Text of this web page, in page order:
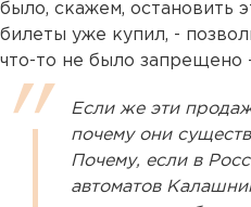
было, скажем, остановить
билеты уже купил, -
что-то не было запрещено
Если же эти
почему они
Почему, если в
автоматов